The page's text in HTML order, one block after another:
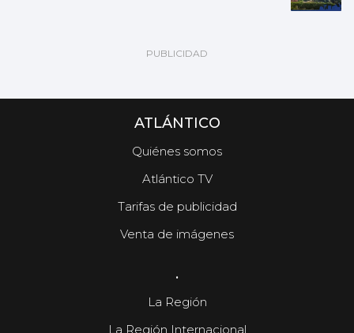
ATLÁNTICO
Quiénes somos
Atlántico TV
Tarifas de publicidad
Venta de imágenes
.
La Región
La Región Internacional